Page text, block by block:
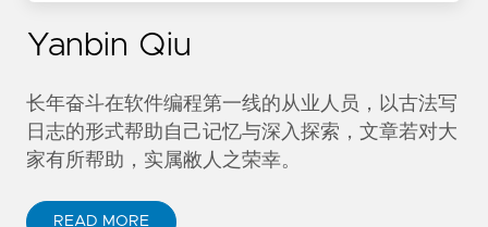
Yanbin Qiu
长年奋斗在软件编程第一线的从业人员，以古法写
日志的形式帮助自己记忆与深入探索，文章若对大
家有所帮助，实属敝人之荣幸。
READ MORE